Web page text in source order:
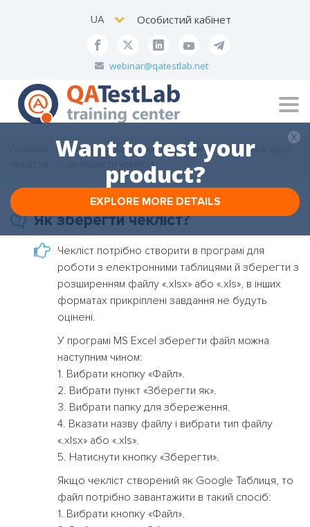
webinar@qatestlab.net
UA Особистий кабінет
Want to test your
product?
EXPLORE MORE DETAILS
ПИТАННЯ ЩОДО ДОМАШНІХ ЗАВДАНЬ
ПИТАННЯ ЩОДО
ЯК ЗБЕРЕГТИ ЧЕКЛІСТ?
Як зберегти чекліст?
Чекліст потрібно створити в програмі для
роботи з електронними таблицями й зберегти з
розширенням файлу «.xlsx» або «.xls», в інших
форматах прикріплені завдання не будуть
оцінені.
У програмі MS Excel зберегти файл можна
наступним чином:
1. Вибрати кнопку «Файл».
2. Вибрати пункт «Зберегти як».
3. Вибрати папку для збереження.
4. Вказати назву файлу і вибрати тип файлу
«.xlsx» або «.xls».
5. Натиснути кнопку «Зберегти».
Якщо чекліст створений як Google Таблиця, то
файл потрібно завантажити в такий спосіб:
1. Вибрати кнопку «Файл».